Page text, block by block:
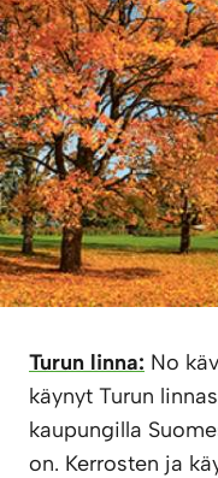
Turun linna: No
käynyt Turun
kaupungilla
on. Kerrosten ja